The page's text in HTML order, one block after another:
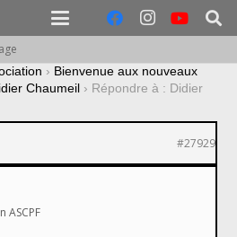
› Bienvenue aux nouveaux
Chaumeil › Répondre à : Didier
#27929
ASCPF